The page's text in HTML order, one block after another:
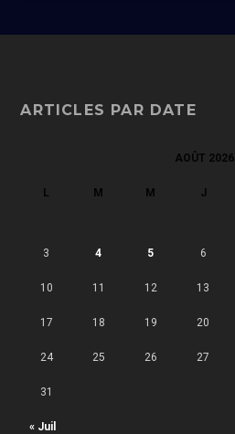
ARTICLES PAR DATE
AOÛT 2026
L M M J
« Juil
3 4 5 6
10 11 12 13
17 18 19 20
24 25 26 27
31